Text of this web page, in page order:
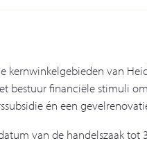
van
bestuur financiële stimuli
én een
van de handelszaak tot